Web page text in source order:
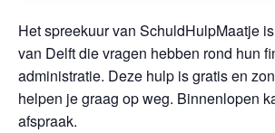
Het spreekuur van SchuldHulpMaatje
van Delft die vragen hebben rond hun
administratie. Deze hulp is gratis en
helpen je graag op weg. Binnenlopen
afspraak.